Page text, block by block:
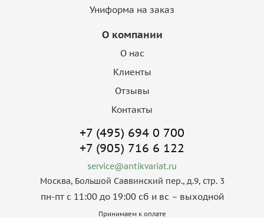
Униформа на заказ
О компании
О нас
Клиенты
Отзывы
Контакты
+7 (495) 694 0 700
+7 (905) 716 6 122
service@antikvariat.ru
Москва, Большой Саввинский пер., д.9, стр. 3
пн-пт с 11:00 до 19:00 сб и вс – выходной
Принимаем к оплате